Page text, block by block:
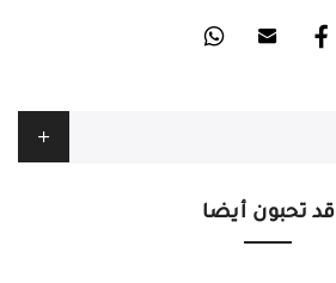
قد تحبون أيضا